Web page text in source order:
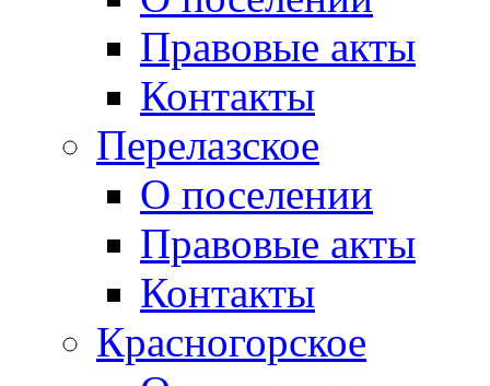
Правовые акты
Контакты
Перелазское
О поселении
Правовые акты
Контакты
Красногорское